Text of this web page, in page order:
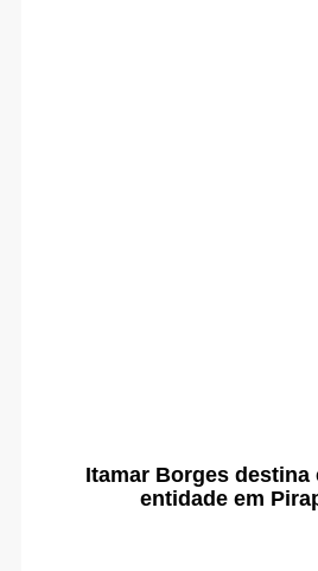
Itamar Borges destina
entidade em